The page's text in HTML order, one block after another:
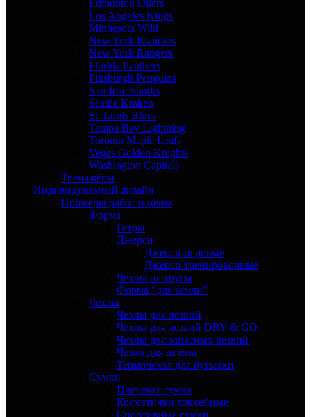
Edmonton Oilers
Los Angeles Kings
Minnesota Wild
New York Islanders
New York Rangers
Florida Panthers
Pittsburgh Penguins
San Jose Sharks
Seattle Kraken
St. Louis Blues
Tampa Bay Lightning
Toronto Maple Leafs
Vegas Golden Knights
Washington Capitals
Тренажёры
Индивидуальный дизайн
Примеры работ и цены
Форма
Гетры
Джерси
Джерси игровые
Джерси тренировочные
Чехлы на трусы
Форма “для земли”
Чехлы
Чехлы для лезвий
Чехлы для лезвий DRY & GO
Чехлы для запасных лезвий
Чехол для шлема
Термочехол для бутылки
Сумки
Плечевая сумка
Косметички хоккейные
Спортивные сумки